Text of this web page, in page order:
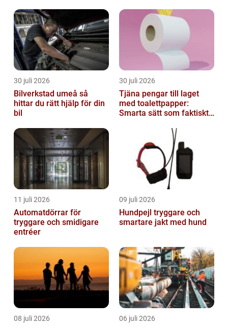
30 juli 2026
Bilverkstad umeå så
hittar du rätt hjälp för din
bil
30 juli 2026
Tjäna pengar till laget
med toalettpapper:
Smarta sätt som faktiskt
11 juli 2026
Automatdörrar för
tryggare och smidigare
entréer
09 juli 2026
Hundpejl tryggare och
smartare jakt med hund
08 juli 2026 06 juli 2026